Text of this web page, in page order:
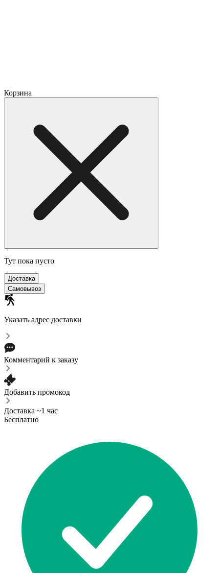
Корзина
Тут пока пусто
Доставка
Самовывоз
Указать адрес доставки
Комментарий к заказу
Добавить промокод
Доставка ~1 час
Бесплатно